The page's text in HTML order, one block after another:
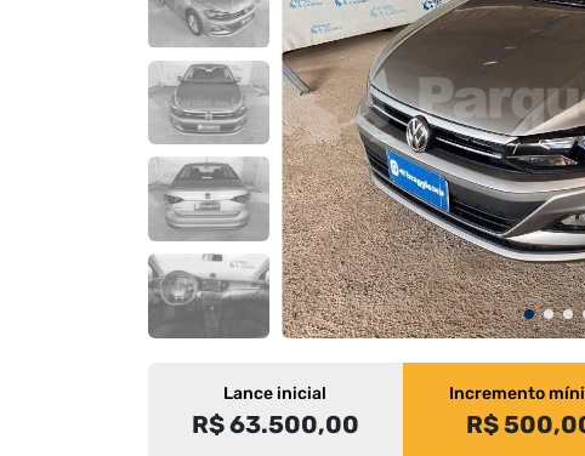
Lance inicial
R$ 63.500,00
Incremento
R$